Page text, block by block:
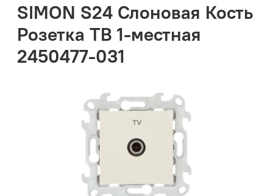
SIMON S24 Слоновая Кость
Розетка ТВ 1-местная
2450477-031